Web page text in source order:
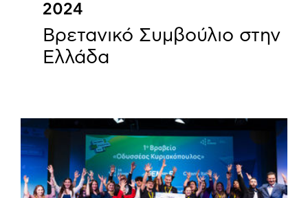
2024
Βρετανικό Συμβούλιο στην
Ελλάδα